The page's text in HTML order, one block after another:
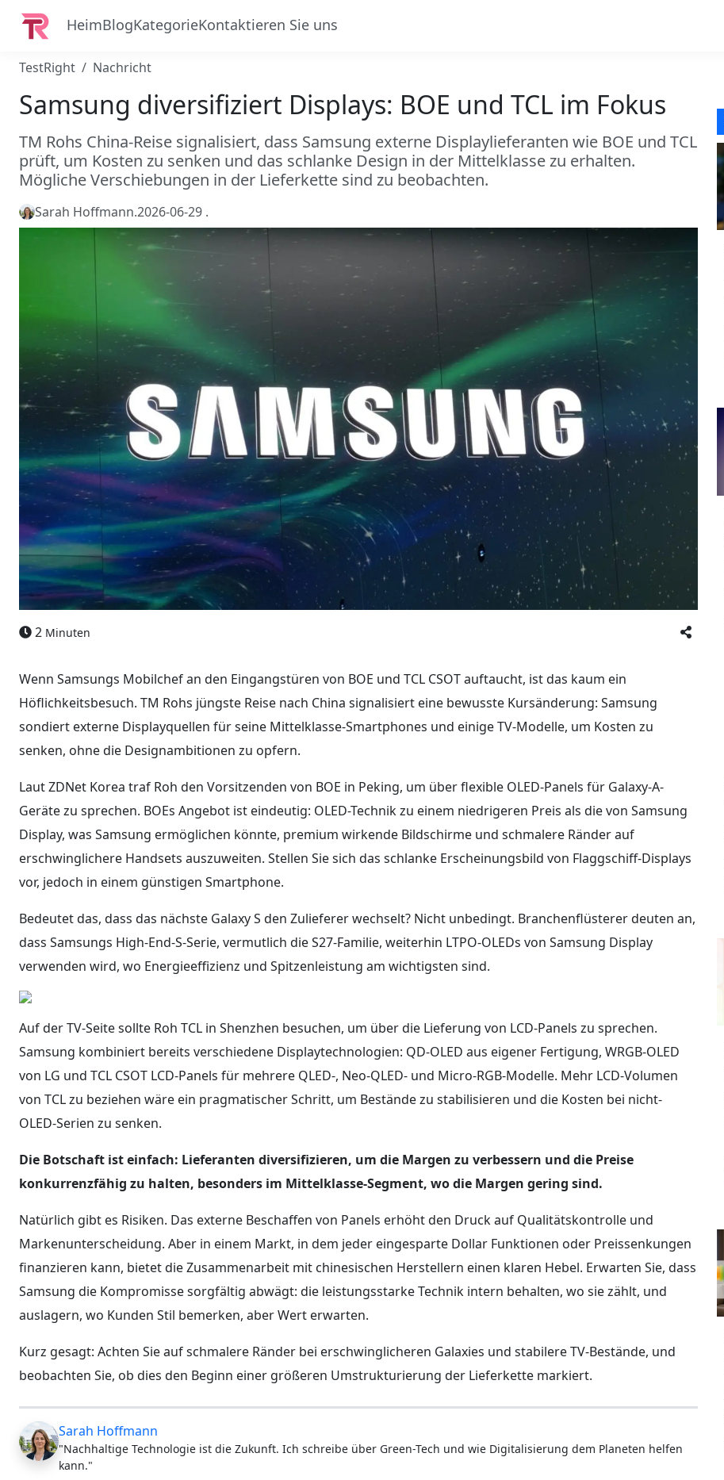
HeimBlogKategorieKontaktieren Sie uns
TestRight Nachricht
Samsung diversifiziert Displays: BOE und TCL im Fokus
TM Rohs China-Reise signalisiert, dass Samsung externe Displaylieferanten wie BOE und TCL
prüft, um Kosten zu senken und das schlanke Design in der Mittelklasse zu erhalten.
Mögliche Verschiebungen in der Lieferkette sind zu beobachten.
Sarah Hoffmann.2026-06-29 .
2 Minuten
Wenn Samsungs Mobilchef an den Eingangstüren von BOE und TCL CSOT auftaucht, ist das kaum ein
Höflichkeitsbesuch. TM Rohs jüngste Reise nach China signalisiert eine bewusste Kursänderung: Samsung
sondiert externe Displayquellen für seine Mittelklasse-Smartphones und einige TV-Modelle, um Kosten zu
senken, ohne die Designambitionen zu opfern.
Laut ZDNet Korea traf Roh den Vorsitzenden von BOE in Peking, um über flexible OLED-Panels für Galaxy-A-
Geräte zu sprechen. BOEs Angebot ist eindeutig: OLED-Technik zu einem niedrigeren Preis als die von Samsung
Display, was Samsung ermöglichen könnte, premium wirkende Bildschirme und schmalere Ränder auf
erschwinglichere Handsets auszuweiten. Stellen Sie sich das schlanke Erscheinungsbild von Flaggschiff-Displays
vor, jedoch in einem günstigen Smartphone.
Bedeutet das, dass das nächste Galaxy S den Zulieferer wechselt? Nicht unbedingt. Branchenflüsterer deuten an,
dass Samsungs High-End-S-Serie, vermutlich die S27-Familie, weiterhin LTPO-OLEDs von Samsung Display
verwenden wird, wo Energieeffizienz und Spitzenleistung am wichtigsten sind.
Auf der TV-Seite sollte Roh TCL in Shenzhen besuchen, um über die Lieferung von LCD-Panels zu sprechen.
Samsung kombiniert bereits verschiedene Displaytechnologien: QD-OLED aus eigener Fertigung, WRGB-OLED
von LG und TCL CSOT LCD-Panels für mehrere QLED-, Neo-QLED- und Micro-RGB-Modelle. Mehr LCD-Volumen
von TCL zu beziehen wäre ein pragmatischer Schritt, um Bestände zu stabilisieren und die Kosten bei nicht-
OLED-Serien zu senken.
Die Botschaft ist einfach: Lieferanten diversifizieren, um die Margen zu verbessern und die Preise
konkurrenzfähig zu halten, besonders im Mittelklasse-Segment, wo die Margen gering sind.
Natürlich gibt es Risiken. Das externe Beschaffen von Panels erhöht den Druck auf Qualitätskontrolle und
Markenunterscheidung. Aber in einem Markt, in dem jeder eingesparte Dollar Funktionen oder Preissenkungen
finanzieren kann, bietet die Zusammenarbeit mit chinesischen Herstellern einen klaren Hebel. Erwarten Sie, dass
Samsung die Kompromisse sorgfältig abwägt: die leistungsstarke Technik intern behalten, wo sie zählt, und
auslagern, wo Kunden Stil bemerken, aber Wert erwarten.
Kurz gesagt: Achten Sie auf schmalere Ränder bei erschwinglicheren Galaxies und stabilere TV-Bestände, und
beobachten Sie, ob dies den Beginn einer größeren Umstrukturierung der Lieferkette markiert.
Sarah Hoffmann
"Nachhaltige Technologie ist die Zukunft. Ich schreibe über Green-Tech und wie Digitalisierung dem Planeten helfen
kann."